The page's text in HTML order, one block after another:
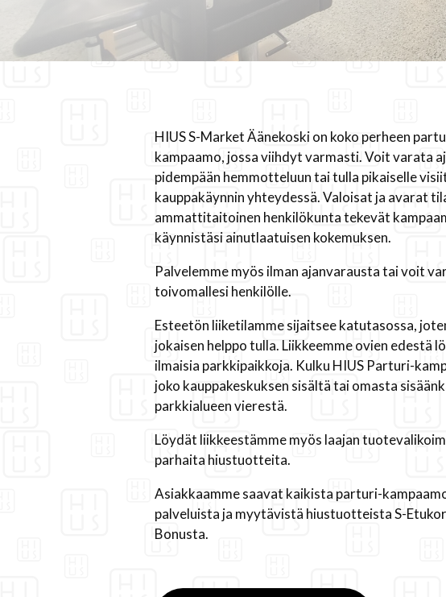
HIUS S-Market Äänekoski on koko perheen
kampaamo, jossa viihdyt varmasti. Voit varata
pidempään hemmotteluun tai tulla pikaiselle
kauppakäynnin yhteydessä. Valoisat ja avarat
ammattitaitoinen henkilökunta tekevät
käynnistäsi ainutlaatuisen kokemuksen.
Palvelemme myös ilman ajanvarausta tai voit
toivomallesi henkilölle.
Esteetön liiketilamme sijaitsee katutasossa,
jokaisen helppo tulla. Liikkeemme ovien edestä
ilmaisia parkkipaikkoja. Kulku HIUS Parturi-
joko kauppakeskuksen sisältä tai omasta
parkkialueen vierestä.
Löydät liikkeestämme myös laajan
parhaita hiustuotteita.
Asiakkaamme saavat kaikista parturi-
palveluista ja myytävistä hiustuotteista S-
Bonusta.